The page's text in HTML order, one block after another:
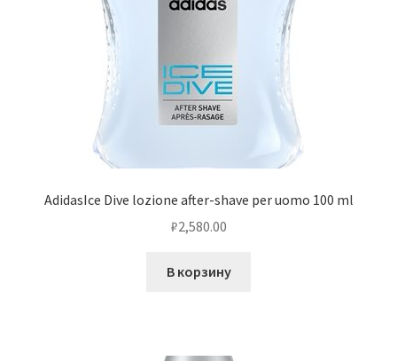
AdidasIce Dive lozione after-shave per uomo 100 ml
₽2,580.00
В корзину